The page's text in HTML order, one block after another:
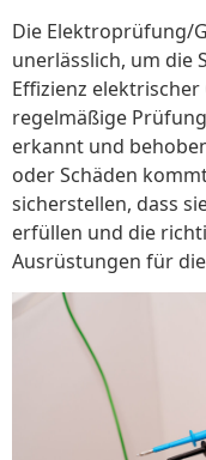
Die Elektroprüfung/
unerlässlich, um die
Effizienz
regelmäßige
erkannt und
oder Schäden
sicherstellen, dass
erfüllen und die
Ausrüstungen für